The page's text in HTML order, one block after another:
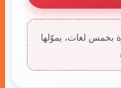
بخمس لغات، يموّلها